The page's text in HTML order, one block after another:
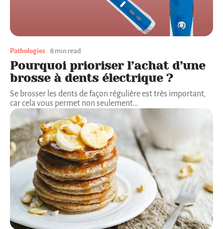
Pathologies 8 min read
Pourquoi prioriser l’achat d’une
brosse à dents électrique ?
Se brosser les dents de façon régulière est très important,
car cela vous permet non seulement…